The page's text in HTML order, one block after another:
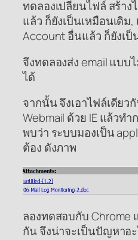
ทดลองเปลี่ยนไฟล์ สร้าง
แล้ว ก็ยังเป็นเหมือนเดิม
Account อื่นแล้ว ก็ยังเป็
จึงทดลองส่ง email แบบ
ได้
จากนั้น จึงเอาไฟล์เดียว
Webmail ด้วย IE แล้วท
พบว่า ระบบมองเป็น
ต้อง ดังภาพ
ลองทดสอบกับ Chrome
กัน จึงน่าจะเป็นปัญหาอ